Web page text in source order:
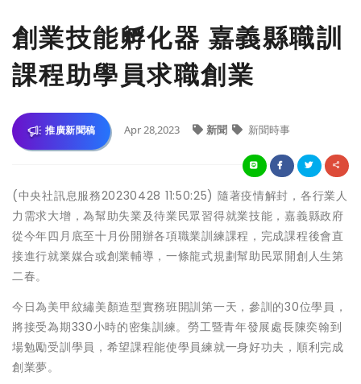
創業技能孵化器 嘉義縣職訓
課程助學員求職創業
推廣新聞稿 Apr 28,2023 新聞 新聞時事
(中央社訊息服務20230428 11:50:25) 隨著疫情解封，各行業人
力需求大增，為幫助失業及待業民眾習得就業技能，嘉義縣政府
從今年四月底至十月份開辦各項職業訓練課程，完成課程後會直
接進行就業媒合或創業輔導，一條龍式規劃幫助民眾開創人生第
二春。
今日為美甲紋繡美顏造型實務班開訓第一天，參訓的30位學員，
將接受為期330小時的密集訓練。勞工暨青年發展處長陳奕翰到
場勉勵受訓學員，希望課程能使學員練就一身好功夫，順利完成
創業夢。